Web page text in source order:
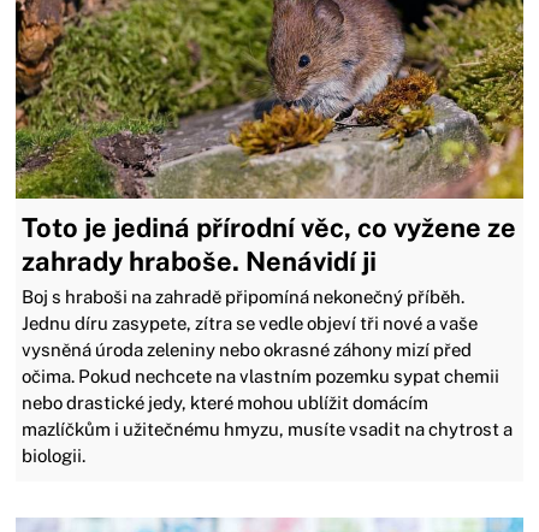
Toto je jediná přírodní věc, co vyžene ze
zahrady hraboše. Nenávidí ji
Boj s hraboši na zahradě připomíná nekonečný příběh.
Jednu díru zasypete, zítra se vedle objeví tři nové a vaše
vysněná úroda zeleniny nebo okrasné záhony mizí před
očima. Pokud nechcete na vlastním pozemku sypat chemii
nebo drastické jedy, které mohou ublížit domácím
mazlíčkům i užitečnému hmyzu, musíte vsadit na chytrost a
biologii.